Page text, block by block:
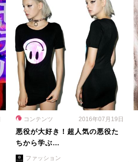
コンテンツ 2016年07月19日
悪役が大好き！超人気の悪役た
ちから学ぶ…
ファッション